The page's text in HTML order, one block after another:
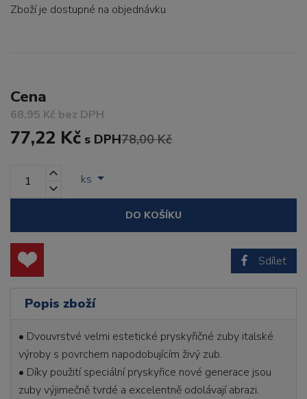
Zboží je dostupné na objednávku
Cena
68,95 Kč bez DPH
77,22 Kč s DPH78,00 Kč
ks
DO KOŠÍKU
Sdílet
Popis zboží
• Dvouvrstvé velmi estetické pryskyřičné zuby italské
výroby s povrchem napodobujícím živý zub.
• Díky použití speciální pryskyřice nové generace jsou
zuby výjimečně tvrdé a excelentně odolávají abrazi.